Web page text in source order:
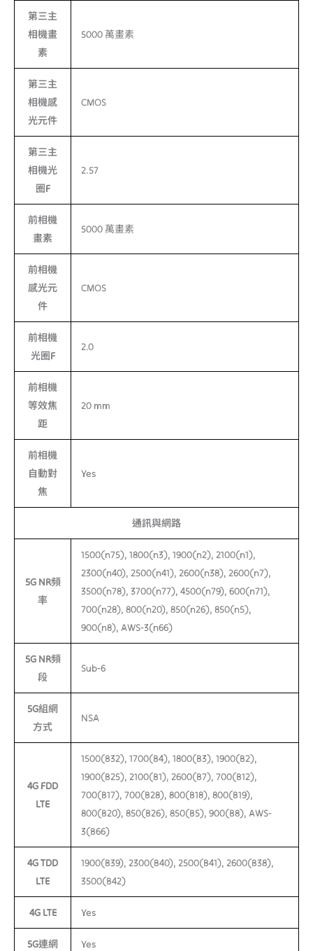
第三主
相機畫
素
5000 萬畫素
第三主
相機感
光元件
CMOS
第三主
相機光
圈F
2.57
前相機
畫素
5000 萬畫素
前相機
感光元
件
CMOS
前相機
光圈F
2.0
前相機
等效焦
距
20 mm
前相機
自動對
焦
Yes
通訊與網路
5G NR頻
率
1500(n75), 1800(n3), 1900(n2), 2100(n1),
2300(n40), 2500(n41), 2600(n38), 2600(n7),
3500(n78), 3700(n77), 4500(n79), 600(n71),
700(n28), 800(n20), 850(n26), 850(n5),
900(n8), AWS-3(n66)
5G NR頻
段
Sub-6
5G組網
方式
NSA
4G FDD
LTE
1500(B32), 1700(B4), 1800(B3), 1900(B2),
1900(B25), 2100(B1), 2600(B7), 700(B12),
700(B17), 700(B28), 800(B18), 800(B19),
800(B20), 850(B26), 850(B5), 900(B8), AWS-
3(B66)
4G TDD
LTE
1900(B39), 2300(B40), 2500(B41), 2600(B38),
3500(B42)
4G LTE Yes
5G連網 Yes